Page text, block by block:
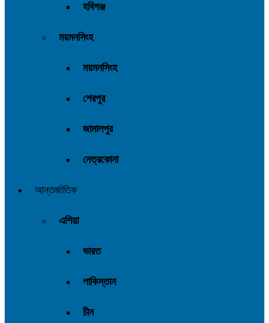
হবিগঞ্জ
ময়মনসিংহ
ময়মনসিংহ
শেরপুর
জামালপুর
নেত্রকোনা
আন্তর্জাতিক
এশিয়া
ভারত
পাকিস্তান
চীন